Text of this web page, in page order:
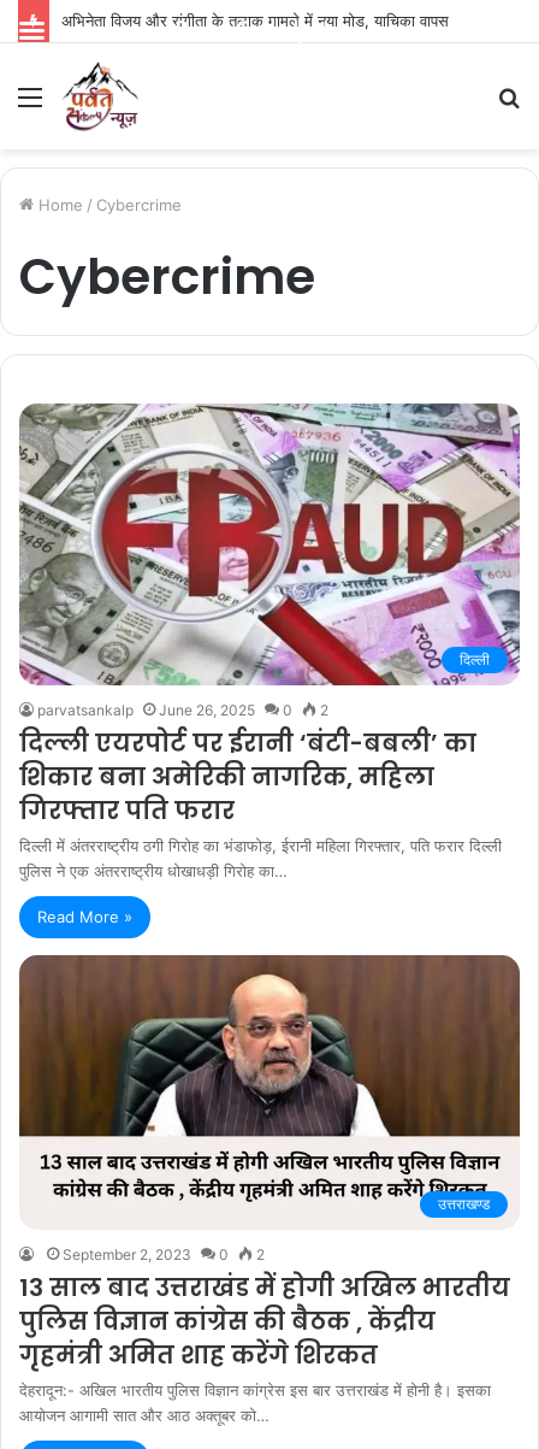
अभिनेता विजय और संगीता के तलाक मामले में नया मोड़, याचिका वापस
Menu
Home / Cybercrime
Cybercrime
दिल्ली
parvatsankalp June 26, 2025 0 2
दिल्ली एयरपोर्ट पर ईरानी ‘बंटी-बबली’ का
शिकार बना अमेरिकी नागरिक, महिला
गिरफ्तार पति फरार
दिल्ली में अंतरराष्ट्रीय ठगी गिरोह का भंडाफोड़, ईरानी महिला गिरफ्तार, पति फरार दिल्ली
पुलिस ने एक अंतरराष्ट्रीय धोखाधड़ी गिरोह का…
Read More »
उत्तराखण्ड
September 2, 2023 0 2
13 साल बाद उत्तराखंड में होगी अखिल भारतीय
पुलिस विज्ञान कांग्रेस की बैठक , केंद्रीय
गृहमंत्री अमित शाह करेंगे शिरकत
देहरादून:- अखिल भारतीय पुलिस विज्ञान कांग्रेस इस बार उत्तराखंड में होनी है। इसका
आयोजन आगामी सात और आठ अक्तूबर को…
Parvat Sankalp News